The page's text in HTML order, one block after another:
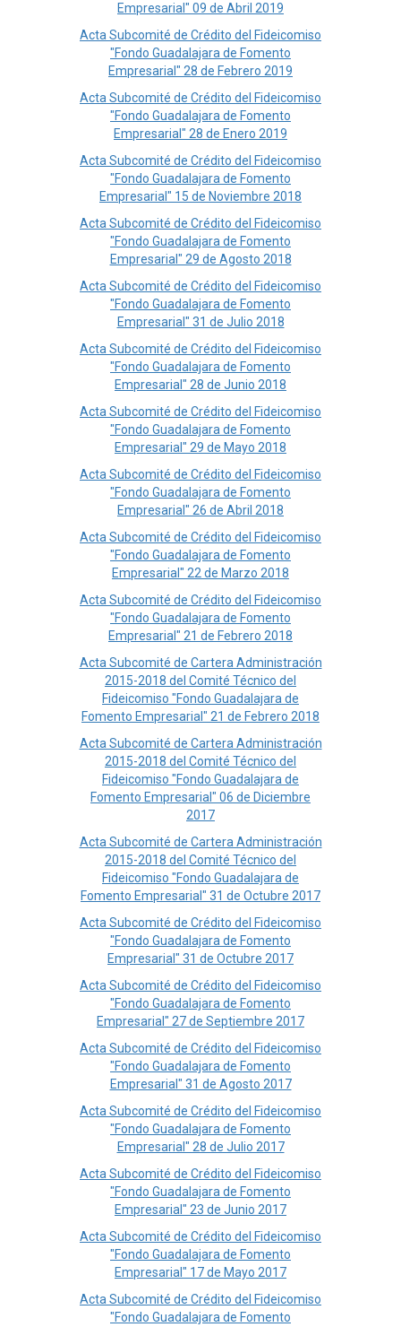
Empresarial" 09 de Abril 2019
Acta Subcomité de Crédito del Fideicomiso
"Fondo Guadalajara de Fomento
Empresarial" 28 de Febrero 2019
Acta Subcomité de Crédito del Fideicomiso
"Fondo Guadalajara de Fomento
Empresarial" 28 de Enero 2019
Acta Subcomité de Crédito del Fideicomiso
"Fondo Guadalajara de Fomento
Empresarial" 15 de Noviembre 2018
Acta Subcomité de Crédito del Fideicomiso
"Fondo Guadalajara de Fomento
Empresarial" 29 de Agosto 2018
Acta Subcomité de Crédito del Fideicomiso
"Fondo Guadalajara de Fomento
Empresarial" 31 de Julio 2018
Acta Subcomité de Crédito del Fideicomiso
"Fondo Guadalajara de Fomento
Empresarial" 28 de Junio 2018
Acta Subcomité de Crédito del Fideicomiso
"Fondo Guadalajara de Fomento
Empresarial" 29 de Mayo 2018
Acta Subcomité de Crédito del Fideicomiso
"Fondo Guadalajara de Fomento
Empresarial" 26 de Abril 2018
Acta Subcomité de Crédito del Fideicomiso
"Fondo Guadalajara de Fomento
Empresarial" 22 de Marzo 2018
Acta Subcomité de Crédito del Fideicomiso
"Fondo Guadalajara de Fomento
Empresarial" 21 de Febrero 2018
Acta Subcomité de Cartera Administración
2015-2018 del Comité Técnico del
Fideicomiso "Fondo Guadalajara de
Fomento Empresarial" 21 de Febrero 2018
Acta Subcomité de Cartera Administración
2015-2018 del Comité Técnico del
Fideicomiso "Fondo Guadalajara de
Fomento Empresarial" 06 de Diciembre
2017
Acta Subcomité de Cartera Administración
2015-2018 del Comité Técnico del
Fideicomiso "Fondo Guadalajara de
Fomento Empresarial" 31 de Octubre 2017
Acta Subcomité de Crédito del Fideicomiso
"Fondo Guadalajara de Fomento
Empresarial" 31 de Octubre 2017
Acta Subcomité de Crédito del Fideicomiso
"Fondo Guadalajara de Fomento
Empresarial" 27 de Septiembre 2017
Acta Subcomité de Crédito del Fideicomiso
"Fondo Guadalajara de Fomento
Empresarial" 31 de Agosto 2017
Acta Subcomité de Crédito del Fideicomiso
"Fondo Guadalajara de Fomento
Empresarial" 28 de Julio 2017
Acta Subcomité de Crédito del Fideicomiso
"Fondo Guadalajara de Fomento
Empresarial" 23 de Junio 2017
Acta Subcomité de Crédito del Fideicomiso
"Fondo Guadalajara de Fomento
Empresarial" 17 de Mayo 2017
Acta Subcomité de Crédito del Fideicomiso
"Fondo Guadalajara de Fomento